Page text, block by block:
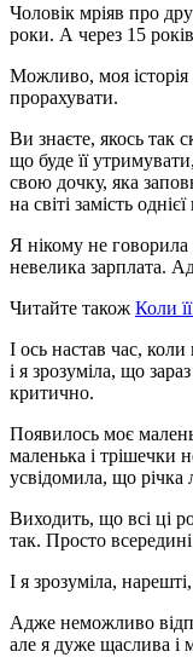
Чоловік мріяв про
роки. А через 15
Можливо, моя
прорахувати.
Ви знаєте, якось так
що буде її
свою дочку, яка
на світі замість
Я нікому не говорила
невелика зарплата.
Читайте також Коли
І ось настав час,
і я зрозуміла, що
критично.
Появилось моє
маленька і трішечки
усвідомила, що річка
Виходить, що всі ці
так. Просто
І я зрозуміла,
Адже неможливо
але я дуже щаслива і